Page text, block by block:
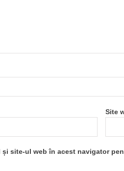
Site
și site-ul web în acest navigator